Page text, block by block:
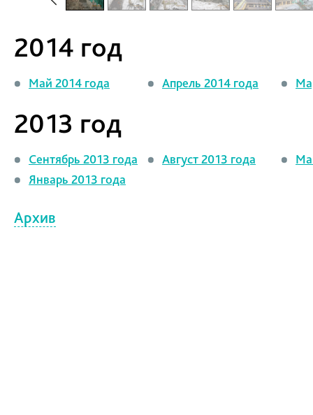
2014 год
Май 2014 года Апрель 2014 года
2013 год
Сентябрь 2013 года Август 2013 года
Январь 2013 года
Архив